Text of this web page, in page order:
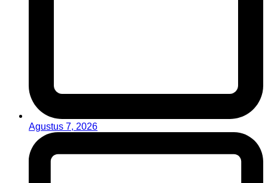
Agustus 7, 2026